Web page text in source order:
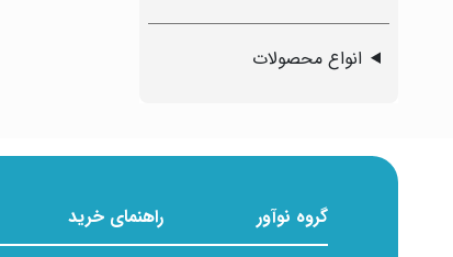
انواع محصولات
گروه نوآور
راهنمای خرید